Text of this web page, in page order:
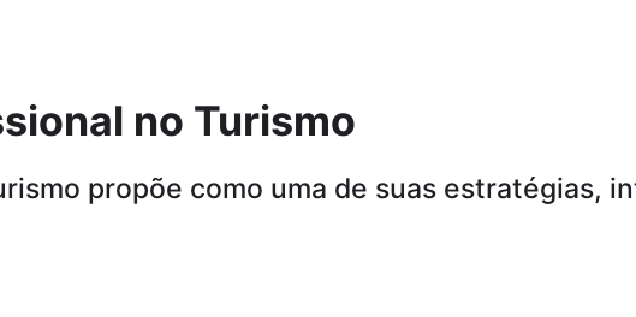
no Turismo
propõe como uma de suas estratégias,